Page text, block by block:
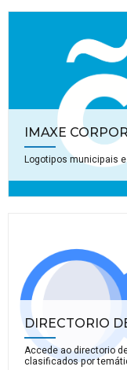
IMAXE
Logotipos municipais
DIRECTORIO
Accede ao directorio
clasificados por